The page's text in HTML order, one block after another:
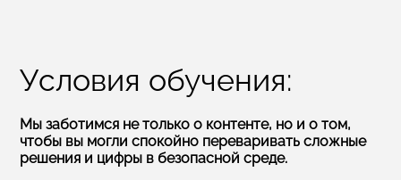
Условия обучения:
Мы заботимся не только о контенте, но и о том,
чтобы вы могли спокойно переваривать сложные
решения и цифры в безопасной среде.